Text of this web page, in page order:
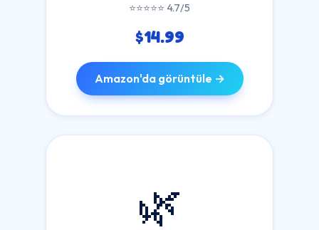
⭐⭐⭐⭐⭐ 4.7/5
$14.99
Amazon'da görüntüle →
🌿